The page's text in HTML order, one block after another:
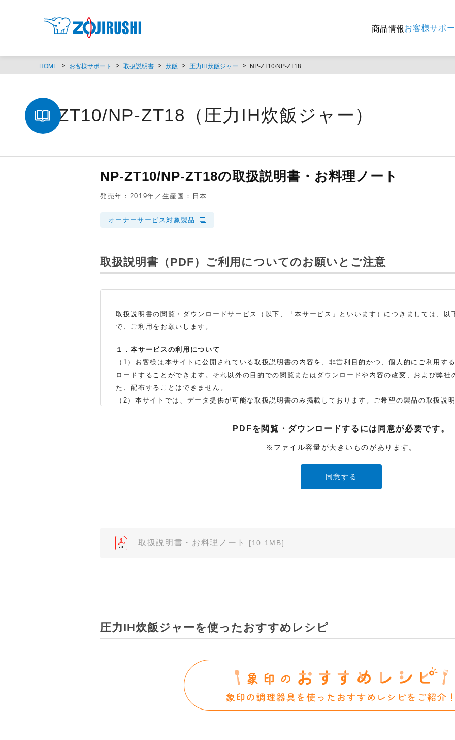
商品情報お客様サポ
HOME お客様サポート 取扱説明書 炊飯 圧力IH炊飯ジャー NP-ZT10/NP-ZT18
NP-ZT10/NP-ZT18（圧力IH炊飯ジャー）
NP-ZT10/NP-ZT18の取扱説明書・お料理ノート
発売年：2019年／生産国：日本
オーナーサービス対象製品
取扱説明書（PDF） ご利用についてのお願いとご注意
取扱説明書の閲覧・ダウンロードサービス（以下、「本サービス」といいます）につきましては、以
で、ご利用をお願いします。
１．本サービスの利用について
（1）お客様は本サイトに公開されている取扱説明書の内容を、非営利目的かつ、個人的にご利用す
ロードすることができます。それ以外の目的での閲覧またはダウンロードや内容の改変、および弊社
た、配布することはできません。
（2）本サイトでは、データ提供が可能な取扱説明書のみ掲載しております。ご希望の製品の取扱説
体の生産中止などの理由により、当該製品の取扱説明書をご提供できない場合がありますので、あら
（※）みまもりほっとラインサービスでご使用されている専用の製品（レンタル品）につきましては
」に直接お問い合わせくださいますようお願いします。
されている取扱説明書の内容と異なる場合がありますので、あらかじめご了承ください。
みまもりほっとライン相談窓口
」に直接お問い合わせくださいますようお願いします。
本サイトに情報を掲載する際には、細心の注意を払っておりますが、以下の点について、弊社は何ら
はありません。あらかじめご了承ください。
・掲載された情報が全て正確であり、有用であり、安全であること。
・掲載された情報が常に最新のものであること。
PDFを閲覧・ダウンロードするには 同意が必要です。
※ファイル容量が大きいものがあります。
取扱説明書・お料理ノート [10.1MB]
圧力IH炊飯ジャーを使ったおすすめレシピ